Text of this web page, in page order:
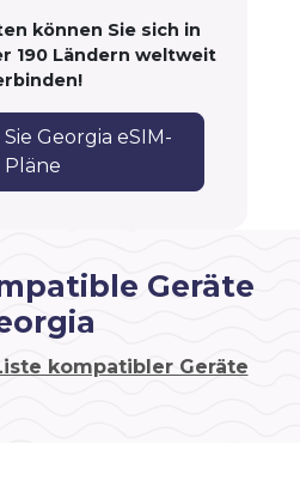
können Sie sich in
190 Ländern weltweit
Georgia eSIM-
Pläne
Geräte
kompatibler Geräte